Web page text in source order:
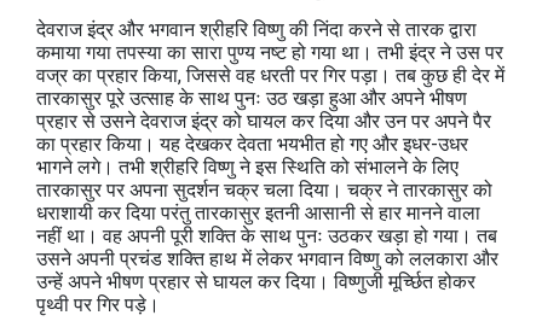
देवराज इंद्र और भगवान श्रीहरि विष्णु की निंदा करने से तारक द्वारा
कमाया गया तपस्या का सारा पुण्य नष्ट हो गया था। तभी इंद्र ने उस पर
वज्र का प्रहार किया, जिससे वह धरती पर गिर पड़ा। तब कुछ ही देर में
तारकासुर पूरे उत्साह के साथ पुनः उठ खड़ा हुआ और अपने भीषण
प्रहार से उसने देवराज इंद्र को घायल कर दिया और उन पर अपने पैर
का प्रहार किया। यह देखकर देवता भयभीत हो गए और इधर-उधर
भागने लगे। तभी श्रीहरि विष्णु ने इस स्थिति को संभालने के लिए
तारकासुर पर अपना सुदर्शन चक्र चला दिया। चक्र ने तारकासुर को
धराशायी कर दिया परंतु तारकासुर इतनी आसानी से हार मानने वाला
नहीं था। वह अपनी पूरी शक्ति के साथ पुनः उठकर खड़ा हो गया। तब
उसने अपनी प्रचंड शक्ति हाथ में लेकर भगवान विष्णु को ललकारा और
उन्हें अपने भीषण प्रहार से घायल कर दिया। विष्णुजी मूर्च्छित होकर
पृथ्वी पर गिर पड़े।